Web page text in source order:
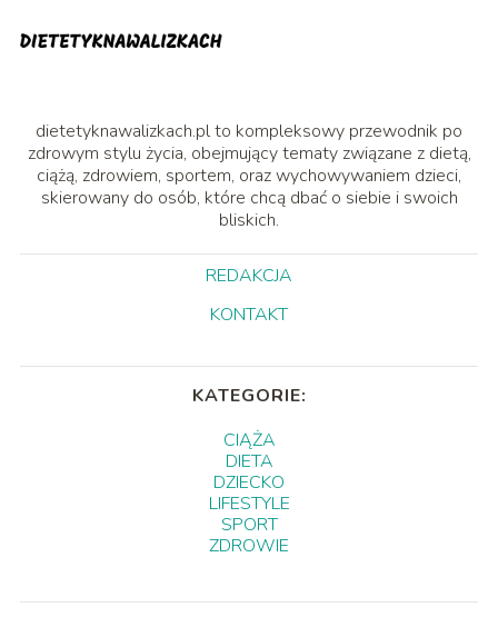
dietetyknawalizkach.pl to kompleksowy przewodnik po
zdrowym stylu życia, obejmujący tematy związane z dietą,
ciążą, zdrowiem, sportem, oraz wychowywaniem dzieci,
skierowany do osób, które chcą dbać o siebie i swoich
bliskich.
REDAKCJA
KONTAKT
KATEGORIE:
CIĄŻA
DIETA
DZIECKO
LIFESTYLE
SPORT
ZDROWIE